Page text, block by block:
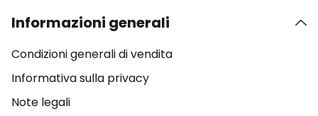
Informazioni generali
Condizioni generali di vendita
Informativa sulla privacy
Note legali